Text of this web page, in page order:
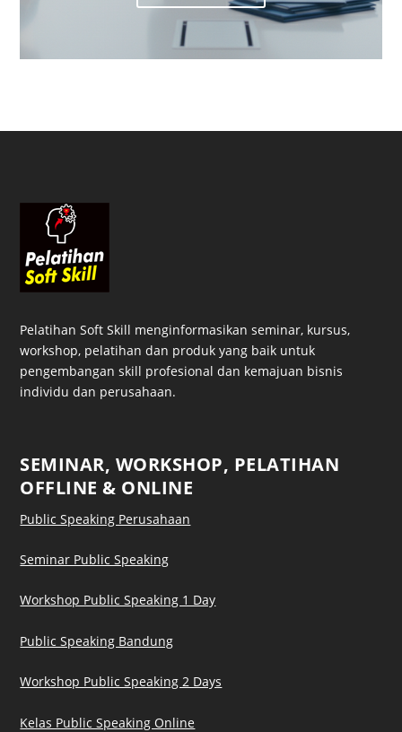
Pelatihan Soft Skill menginformasikan seminar, kursus,
workshop, pelatihan dan produk yang baik untuk
pengembangan skill profesional dan kemajuan bisnis
individu dan perusahaan.
SEMINAR, WORKSHOP, PELATIHAN
OFFLINE & ONLINE
Public Speaking Perusahaan
Seminar Public Speaking
Workshop Public Speaking 1 Day
Public Speaking Bandung
Workshop Public Speaking 2 Days
Kelas Public Speaking Online